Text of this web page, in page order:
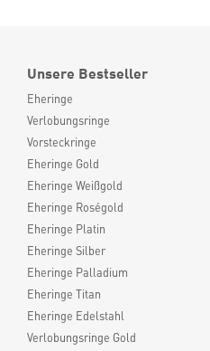
Unsere Bestseller
Eheringe
Verlobungsringe
Vorsteckringe
Eheringe Gold
Eheringe Weißgold
Eheringe Roségold
Eheringe Platin
Eheringe Silber
Eheringe Palladium
Eheringe Titan
Eheringe Edelstahl
Verlobungsringe Gold